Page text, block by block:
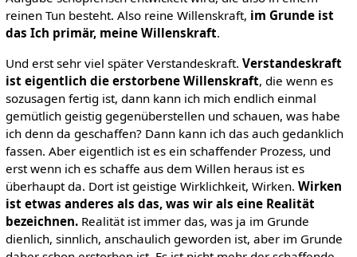
reinen Tun besteht. Also reine Willenskraft, im Grunde ist
das Ich primär, meine Willenskraft.
Und erst sehr viel später Verstandeskraft. Verstandeskraft
ist eigentlich die erstorbene Willenskraft, die wenn es
sozusagen fertig ist, dann kann ich mich endlich einmal
gemütlich geistig gegenüberstellen und schauen, was habe
ich denn da geschaffen? Dann kann ich das auch gedanklich
fassen. Aber eigentlich ist es ein schaffender Prozess, und
erst wenn ich es schaffe aus dem Willen heraus ist es
überhaupt da. Dort ist geistige Wirklichkeit, Wirken. Wirken
ist etwas anderes als das, was wir als eine Realität
bezeichnen.Realität ist immer das, was ja im Grunde
dienlich, sinnlich, anschaulich geworden ist, aber im Grunde